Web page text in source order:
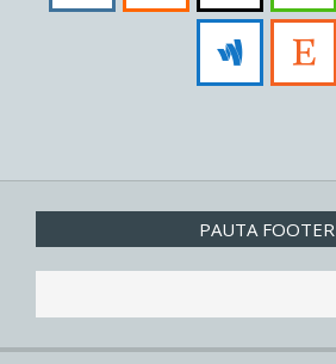
PAUTA FOOTER